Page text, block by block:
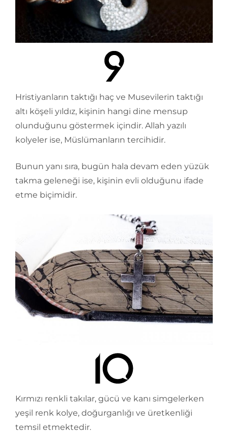
Hristiyanların taktığı haç ve Musevilerin taktığı
altı köşeli yıldız, kişinin hangi dine mensup
olunduğunu göstermek içindir. Allah yazılı
kolyeler ise, Müslümanların tercihidir.
Bunun yanı sıra, bugün hala devam eden yüzük
takma geleneği ise, kişinin evli olduğunu ifade
etme biçimidir.
Kırmızı renkli takılar, gücü ve kanı simgelerken
yeşil renk kolye, doğurganlığı ve üretkenliği
temsil etmektedir.